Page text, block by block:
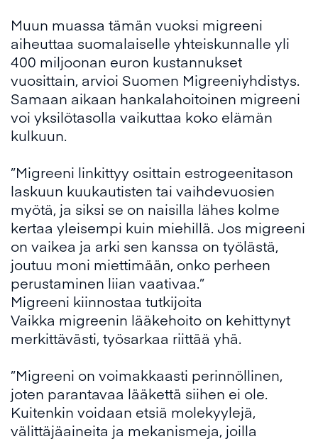
Muun muassa tämän vuoksi migreeni
aiheuttaa suomalaiselle yhteiskunnalle yli
400 miljoonan euron kustannukset
vuosittain, arvioi Suomen Migreeniyhdistys.
Samaan aikaan hankalahoitoinen migreeni
voi yksilötasolla vaikuttaa koko elämän
kulkuun.
”Migreeni linkittyy osittain estrogeenitason
laskuun kuukautisten tai vaihdevuosien
myötä, ja siksi se on naisilla lähes kolme
kertaa yleisempi kuin miehillä. Jos migreeni
on vaikea ja arki sen kanssa on työlästä,
joutuu moni miettimään, onko perheen
perustaminen liian vaativaa.”
Migreeni kiinnostaa tutkijoita
Vaikka migreenin lääkehoito on kehittynyt
merkittävästi, työsarkaa riittää yhä.
”Migreeni on voimakkaasti perinnöllinen,
joten parantavaa lääkettä siihen ei ole.
Kuitenkin voidaan etsiä molekyylejä,
välittäjäaineita ja mekanismeja, joilla